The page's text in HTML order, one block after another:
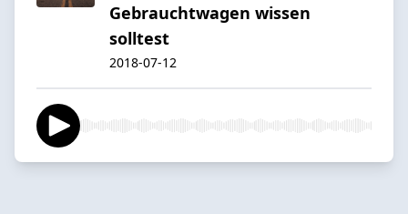
Gebrauchtwagen wissen
solltest
2018-07-12